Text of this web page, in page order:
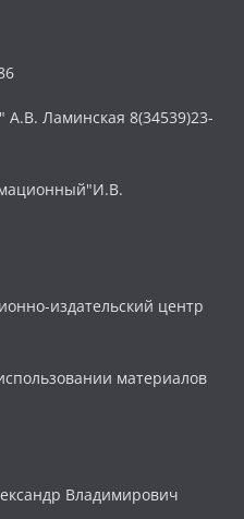
А.В. Ламинская 8(34539)23-
издательский центр
материалов
Владимирович